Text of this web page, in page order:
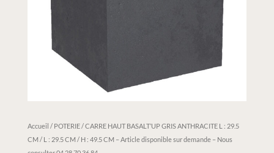
Accueil / POTERIE/ CARRE HAUT BASALT’UP GRIS ANTHRACITE L : 29.5
CM / L : 29.5 CM / H : 49.5 CM – Article disponible sur demande – Nous